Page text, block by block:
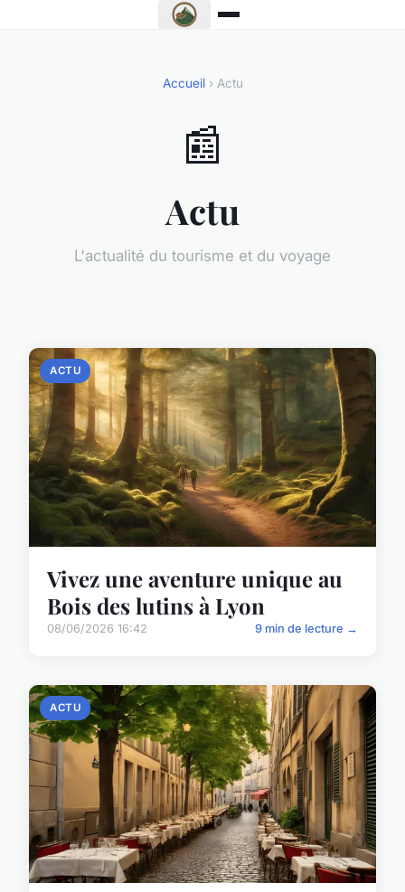
Accueil› Actu
📰
Actu
L'actualité du tourisme et du voyage
ACTU
Vivez une aventure unique au
Bois des lutins à Lyon
08/06/2026 16:42 9 min de lecture →
ACTU